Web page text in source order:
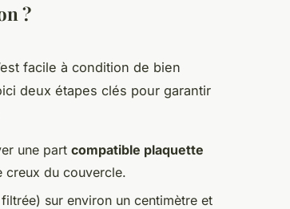
?
facile à condition de bien
deux étapes clés pour garantir
une part compatible plaquette
creux du couvercle.
sur environ un centimètre et